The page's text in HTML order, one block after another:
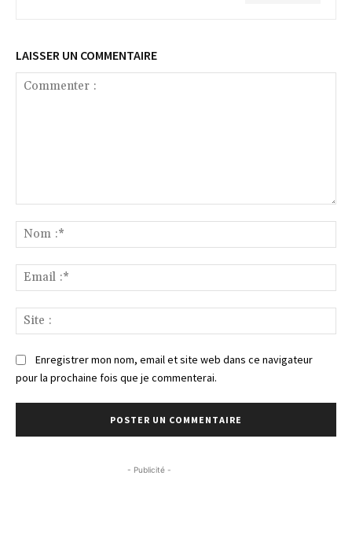
LAISSER UN COMMENTAIRE
:*
:*
:
Enregistrer mon nom, email et site web dans ce navigateur
pour la prochaine fois que je commenterai.
- Publicité -